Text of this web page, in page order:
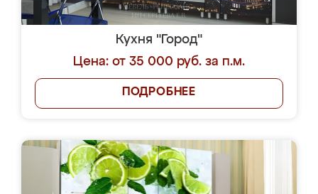
Кухня "Город"
Цена: от 35 000 руб. за п.м.
ПОДРОБНЕЕ